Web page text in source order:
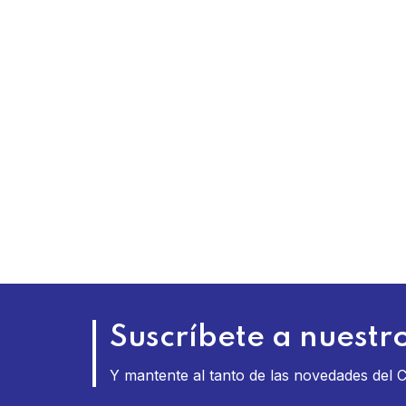
Suscríbete a
Y mantente al tanto de las novedades del